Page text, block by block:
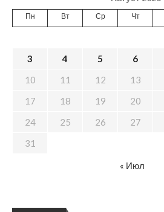
Пн Вт Ср Чт
3
4 5 6
10
11 12 13
17
18 19 20
24
25 26 27
31
« Июл